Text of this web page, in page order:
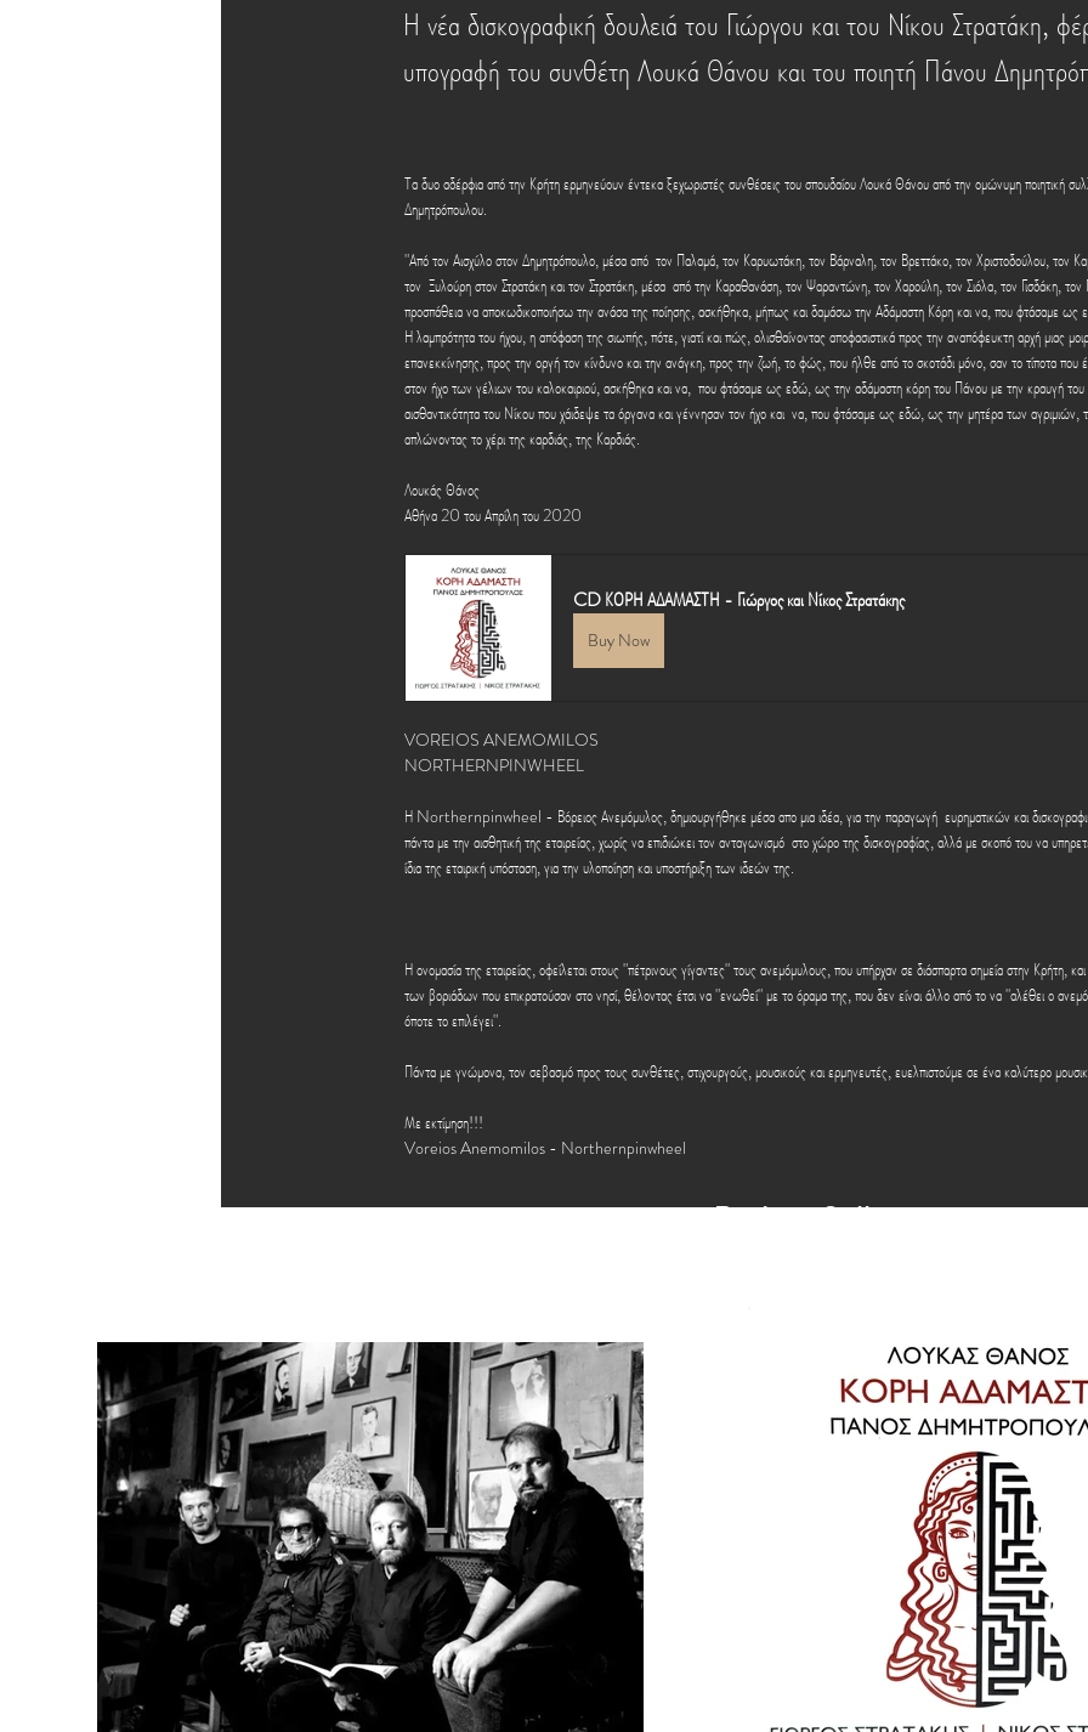
Η νέα δισκογραφική δουλειά του Γιώργου και του Νίκου Στρατάκη,
υπογραφή του συνθέτη Λουκά Θάνου και του ποιητή Πάνου
Τα δυο αδέρφια από την Κρήτη ερμηνεύουν έντεκα ξεχωριστές συνθέσεις του σπουδαίου Λουκά Θάνου από την ομώνυμη ποιητική
Δημητρόπουλου.
"Από τον Αισχύλο στον Δημητρόπουλο, μέσα από  τον Παλαμά, τον Καρυωτάκη, τον Βάρναλη, τον Βρεττάκο, τον Χριστοδούλου, τον
τον  Ξυλούρη στον Στρατάκη και τον Στρατάκη, μέσα  από την Καραθανάση, τον Ψαραντώνη, τον Χαρούλη, τον Σιόλα, τον Γισδάκη,
προσπάθεια να αποκωδικοποιήσω την ανάσα της ποίησης, ασκήθηκα, μήπως και δαμάσω την Αδάμαστη Κόρη και να, που φτάσαμε ως
Η λαμπρότητα του ήχου, η απόφαση της σιωπής, πότε, γιατί και πώς, ολισθαίνοντας αποφασιστικά προς την αναπόφευκτη αρχή μιας
επανεκκίνησης, προς την οργή τον κίνδυνο και την ανάγκη, προς την ζωή, το φώς, που ήλθε από το σκοτάδι μόνο, σαν το τίποτα που
στον ήχο των γέλιων του καλοκαιριού, ασκήθηκα και να,  που φτάσαμε ως εδώ, ως την αδάμαστη κόρη του Πάνου με την κραυγή του
αισθαντικότητα του Νίκου που χάιδεψε τα όργανα και γέννησαν τον ήχο και  να, που φτάσαμε ως εδώ, ως την μητέρα των
απλώνοντας το χέρι της καρδιάς, της Καρδιάς.
Λουκάς Θάνος
Αθήνα 20 του Απρίλη του 2020
CD ΚΟΡΗ ΑΔΑΜΑΣΤΗ - Γιώργος και Νίκος Στρατάκης
Buy Now
VOREIOS ANEMOMILOS
NORTHERNPINWHEEL
Η Northernpinwheel - Βόρειος Ανεμόμυλος, δημιουργήθηκε μέσα απο μια ιδέα, για την παραγωγή  ευρηματικών και
πάντα με την αισθητική της εταιρείας, χωρίς να επιδιώκει τον ανταγωνισμό  στο χώρο της δισκογραφίας, αλλά με σκοπό του να
ίδια της εταιρική υπόσταση, για την υλοποίηση και υποστήριξη των ιδεών της.
Η ονομασία της εταιρείας, οφείλεται στους "πέτρινους γίγαντες" τους ανεμόμυλους, που υπήρχαν σε διάσπαρτα σημεία στην Κρήτη,
των βοριάδων που επικρατούσαν στο νησί, θέλοντας έτσι να "ενωθεί" με το όραμα της, που δεν είναι άλλο από το να "αλέθει ο
όποτε το επιλέγει".
Πάντα με γνώμονα, τον σεβασμό προς τους συνθέτες, στιχουργούς, μουσικούς και ερμηνευτές, ευελπιστούμε σε ένα καλύτερο
Με εκτίμηση!!!
Voreios Anemomilos - Northernpinwheel
Project Gallery